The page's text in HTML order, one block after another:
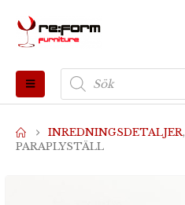
Produktsökning
INREDNINGSDETALJER,
PARAPLYSTÄLL